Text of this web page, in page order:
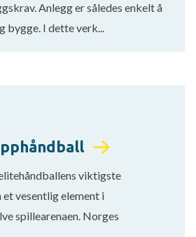
Anlegg er således enkelt å
bygge. I dette verk...
viktigste
vesentlig element i
spillearenaen. Norges